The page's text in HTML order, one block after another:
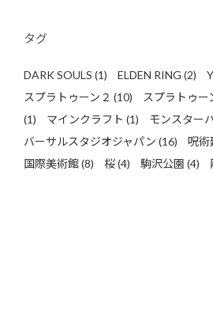
タグ
DARK SOULS (1) ELDEN RING (2)
スプラトゥーン２ (10) スプラトゥー
(1)
マインクラフト (1) モンスター
バーサルスタジオジャパン (16) 呪術
国際美術館(8) 桜(4) 駒沢公園 (4)